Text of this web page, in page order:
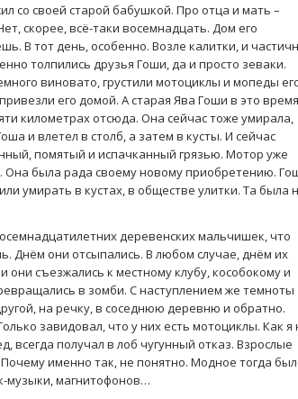
со своей старой бабушкой. Про отца и мать –
скорее, всё-таки восемнадцать. Дом его
В тот день, особенно. Возле калитки, и
толпились друзья Гоши, да и просто зеваки.
виновато, грустили мотоциклы и мопеды
его домой. А старая Ява Гоши в это время
километрах отсюда. Она сейчас тоже умирала,
и влетел в столб, а затем в кусты. И сейчас
помятый и испачканный грязью. Мотор уже
Она была рада своему новому приобретению.
умирать в кустах, в обществе улитки. Та была
деревенских мальчишек, что
Днём они отсыпались. В любом случае, днём их
съезжались к местному клубу, кособокому и
в зомби. С наступлением же темноты
на речку, в соседнюю деревню и обратно.
завидовал, что у них есть мотоциклы. Как я
всегда получал в лоб чугунный отказ. Взрослые
именно так, не понятно. Модное тогда
музыки, магнитофонов…